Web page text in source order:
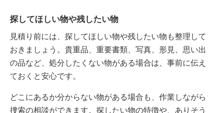
探してほしい物や残したい物
見積り前には、探してほしい物や残したい物も整理して
おきましょう。貴重品、重要書類、写真、形見、思い出
の品など、処分したくない物がある場合は、事前に伝え
ておくと安心です。
どこにあるか分からない物がある場合も、作業しながら
捜索の相談ができます。探したい物の特徴や、ありそう